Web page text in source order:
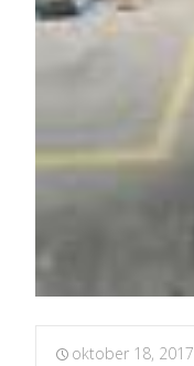
oktober 18, 2017